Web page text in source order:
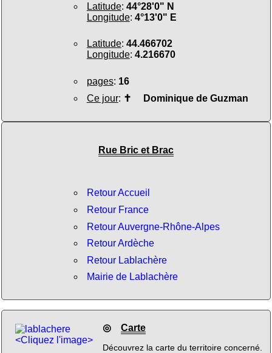
Latitude: 44°28'0" N
Longitude: 4°13'0" E
Latitude: 44.466702
Longitude: 4.216670
pages: 16
Ce jour: ✝ Dominique de Guzman
Rue Bric et Brac
Retour Accueil
Retour France
Retour Auvergne-Rhône-Alpes
Retour Ardèche
Retour Lablachère
Mairie de Lablachère
<Cliquez l'image>
◎ Carte
Découvrez la carte du territoire concerné.